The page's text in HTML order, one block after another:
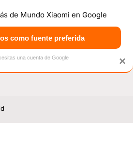
TUTORIALES OFERTAS
×
de Mundo Xiaomi en Google
como fuente preferida
una cuenta de Google